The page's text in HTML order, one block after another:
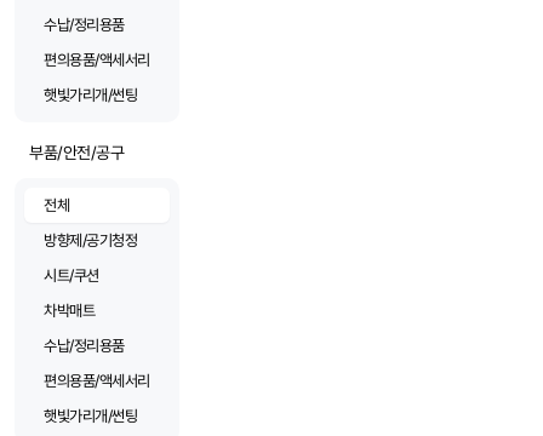
수납/정리용품
편의용품/액세서리
햇빛가리개/썬팅
부품/안전/공구
전체
방향제/공기청정
시트/쿠션
차박매트
수납/정리용품
편의용품/액세서리
햇빛가리개/썬팅